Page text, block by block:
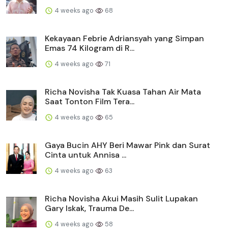
4 weeks ago 68
Kekayaan Febrie Adriansyah yang Simpan
Emas 74 Kilogram di R...
4 weeks ago 71
Richa Novisha Tak Kuasa Tahan Air Mata
Saat Tonton Film Tera...
4 weeks ago 65
Gaya Bucin AHY Beri Mawar Pink dan Surat
Cinta untuk Annisa ...
4 weeks ago 63
Richa Novisha Akui Masih Sulit Lupakan
Gary Iskak, Trauma De...
4 weeks ago 58